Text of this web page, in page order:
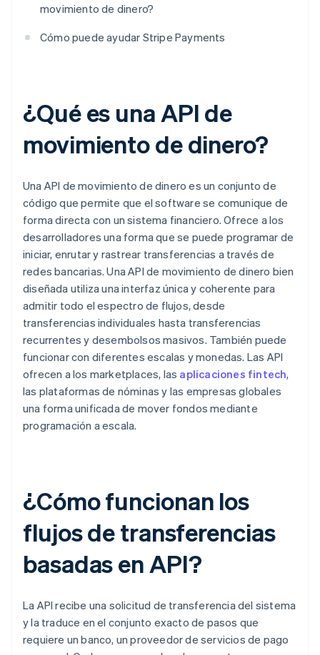
movimiento de dinero?
Cómo puede ayudar Stripe Payments
¿Qué es una API de
movimiento de dinero?
Una API de movimiento de dinero es un conjunto de
código que permite que el software se comunique de
forma directa con un sistema financiero. Ofrece a los
desarrolladores una forma que se puede programar de
iniciar, enrutar y rastrear transferencias a través de
redes bancarias. Una API de movimiento de dinero bien
diseñada utiliza una interfaz única y coherente para
admitir todo el espectro de flujos, desde
transferencias individuales hasta transferencias
recurrentes y desembolsos masivos. También puede
funcionar con diferentes escalas y monedas. Las API
ofrecen a los marketplaces, las aplicaciones fintech,
las plataformas de nóminas y las empresas globales
una forma unificada de mover fondos mediante
programación a escala.
¿Cómo funcionan los
flujos de transferencias
basadas en API?
La API recibe una solicitud de transferencia del sistema
y la traduce en el conjunto exacto de pasos que
requiere un banco, un proveedor de servicios de pago